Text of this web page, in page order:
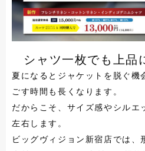
シャツ一枚でも上品
夏になるとジャケットを脱ぐ機
ごす時間も長くなります。
だからこそ、サイズ感やシルエ
左右します。
ビッグヴィジョン新宿店では、